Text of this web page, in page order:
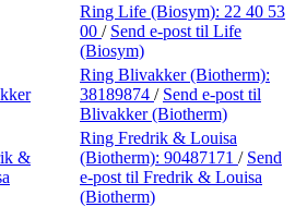
Ring Life (Biosym): 22 40 53
00 / Send e-post til Life
(Biosym)
Ring Blivakker (Biotherm):
38189874 / Send e-post til
Blivakker (Biotherm)
&
Ring Fredrik & Louisa
(Biotherm): 90487171 / Send
e-post til Fredrik & Louisa
(Biotherm)